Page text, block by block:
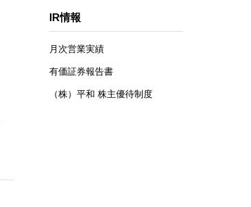
IR情報
月次営業実績
有価証券報告書
（株）平和 株主優待制度